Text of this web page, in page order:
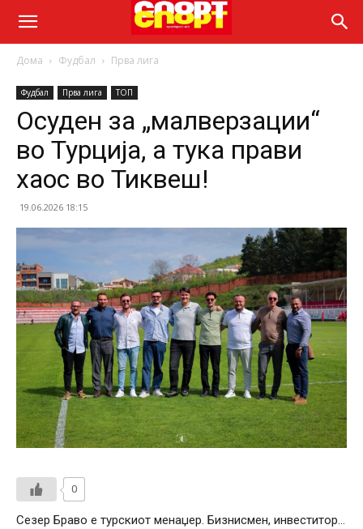
Дома Фудбал Прва лига
Фудбал Прва лига ТОП
Осуден за „малверзации“
во Турција, а тука прави
хаос во Тиквеш!
19.06.2026 18:15
0
Сезер Браво е турскиот менаџер. Бизнисмен, инвеститор…